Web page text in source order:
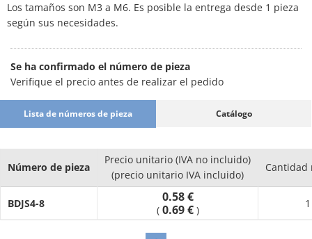
Los tamaños son M3 a M6. Es posible la entrega desde 1 pieza
según sus necesidades.
Se ha confirmado el número de pieza
Verifique el precio antes de realizar el pedido
Lista de números de pieza Catálogo
Número de pieza
Precio unitario (IVA no incluido)
(precio unitario IVA incluido)
Cantidad
BDJS4-8 0.58 €
( 0.69 € )